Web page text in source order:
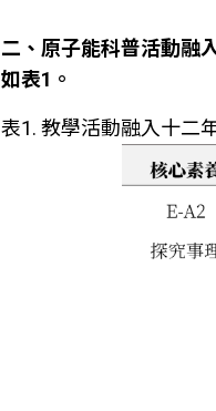
二、原子能科普活動融
如表1。
表1. 教學活動融入十二